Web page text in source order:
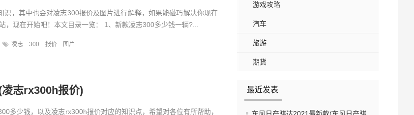
游戏攻略
汽车
旅游
期货
最近发表
识，其中也会对凌志300报价及图片进行解释，如果能碰巧解决你现在
，现在开始吧！本文目录一览： 1、新款凌志300多少钱一辆?...
凌志 300 报价 图片
志rx300h报价)
多少钱，以及凌志rx300h报价对应的知识点，希望对各位有所帮助，